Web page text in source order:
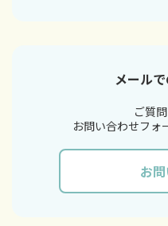
メール
ご質
お問い合わせフォ
お